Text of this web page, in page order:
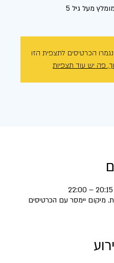
מעל גיל 5
הכרטיסים לתצפית הזו
פה יש עוד תצפיות
מיקום יימסר עם הכרטיסים